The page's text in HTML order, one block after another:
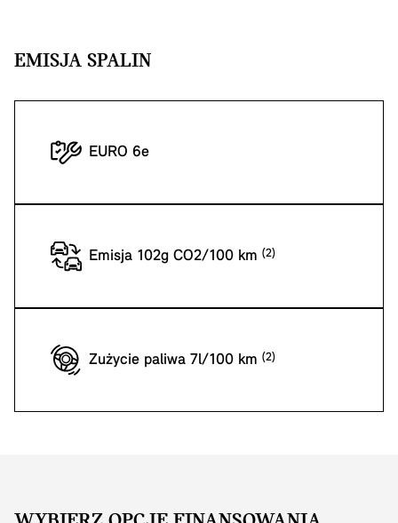
EMISJA SPALIN
EURO 6e
Emisja 102g CO2/100 km
Zużycie paliwa 7l/100 km